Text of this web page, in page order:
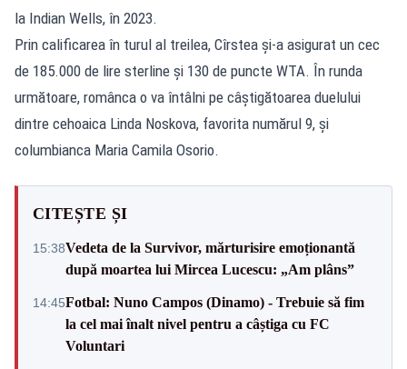
la Indian Wells, în 2023.
Prin calificarea în turul al treilea, Cîrstea și-a asigurat un cec
de 185.000 de lire sterline și 130 de puncte WTA. În runda
următoare, românca o va întâlni pe câștigătoarea duelului
dintre cehoaica Linda Noskova, favorita numărul 9, și
columbianca Maria Camila Osorio.
CITEȘTE ȘI
15:38Vedeta de la Survivor, mărturisire emoționantă
după moartea lui Mircea Lucescu: „Am plâns”
14:45Fotbal: Nuno Campos (Dinamo) - Trebuie să fim
la cel mai înalt nivel pentru a câștiga cu FC
Voluntari